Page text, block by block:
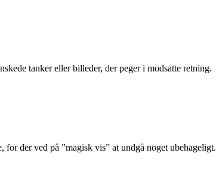
tanker eller billeder, der peger i modsatte retning.
for der ved på ”magisk vis” at undgå noget ubehageligt.